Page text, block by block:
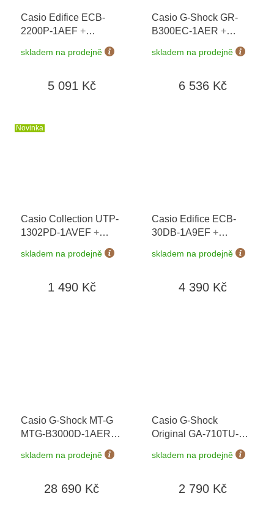
Casio Edifice ECB-
2200P-1AEF +
možnost výměny do 90
dní + doprava zdarma
skladem na prodejně
5 091 Kč
Casio G-Shock GR-
B300EC-1AER +
možnost výměny do 90
dní + doprava zdarma
skladem na prodejně
6 536 Kč
Novinka
Casio Collection UTP-
1302PD-1AVEF +
možnost výměny do 90
dní + doprava zdarma
skladem na prodejně
1 490 Kč
Casio Edifice ECB-
30DB-1A9EF +
možnost výměny do 90
dní + doprava zdarma
skladem na prodejně
4 390 Kč
Casio G-Shock MT-G
MTG-B3000D-1AER+
možnost výměny do 90
dní + doprava zdarma
skladem na prodejně
28 690 Kč
Casio G-Shock
Original GA-710TU-
výměny do 90 dní +
skladem na prodejně
2 790 Kč